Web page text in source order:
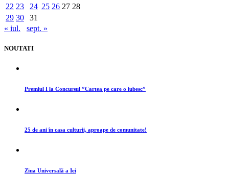
22 23 24 25 26 27 28
29 30
31
« iul.
sept. »
NOUTATI
Premiul I la Concursul ”Cartea pe care o iubesc”
25 de ani în casa culturii, aproape de comunitate!
Ziua Universală a Iei